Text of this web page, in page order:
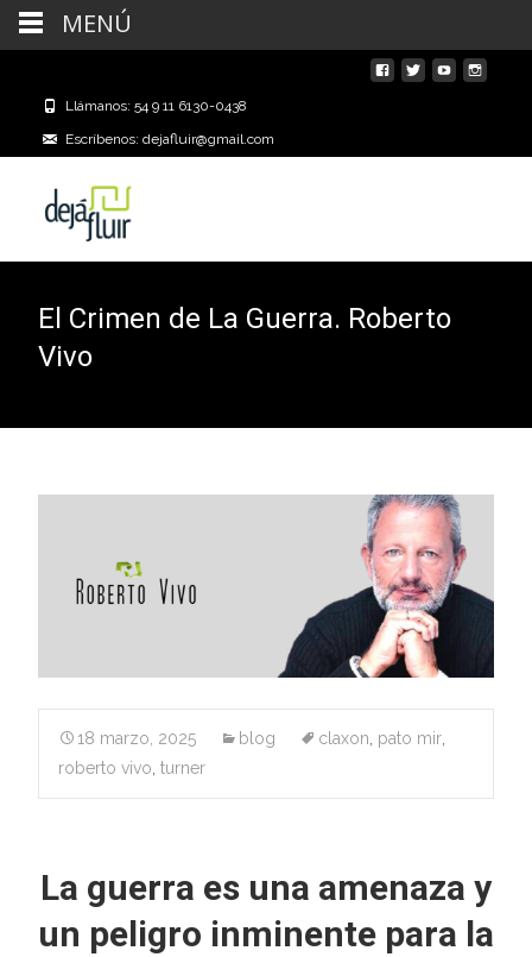
Llámanos: 54 9 11 6130-0438
Escríbenos: dejafluir@gmail.com
El Crimen de La Guerra. Roberto
Vivo
18 marzo, 2025 blog claxon pato mir
roberto vivo turner
La guerra es una amenaza y
un peligro inminente para la
MENÚ